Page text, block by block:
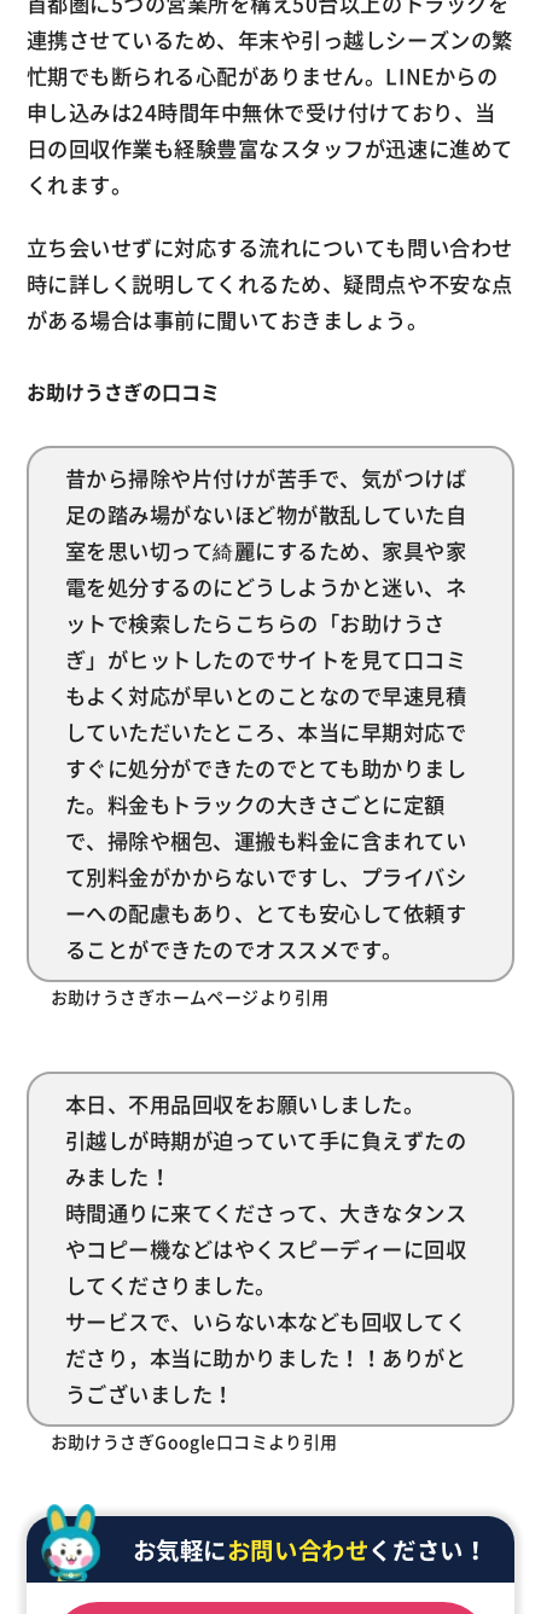
連携させているため、年末や引っ越しシーズンの繁
忙期でも断られる心配がありません。LINEからの
申し込みは24時間年中無休で受け付けており、当
日の回収作業も経験豊富なスタッフが迅速に進めて
くれます。
立ち会いせずに対応する流れについても問い合わせ
時に詳しく説明してくれるため、疑問点や不安な点
がある場合は事前に聞いておきましょう。
お助けうさぎの口コミ
昔から掃除や片付けが苦手で、気がつけば
足の踏み場がないほど物が散乱していた自
室を思い切って綺麗にするため、家具や家
電を処分するのにどうしようかと迷い、ネ
ットで検索したらこちらの「お助けうさ
ぎ」がヒットしたのでサイトを見て口コミ
もよく対応が早いとのことなので早速見積
していただいたところ、本当に早期対応で
すぐに処分ができたのでとても助かりまし
た。料金もトラックの大きさごとに定額
で、掃除や梱包、運搬も料金に含まれてい
て別料金がかからないですし、プライバシ
ーへの配慮もあり、とても安心して依頼す
ることができたのでオススメです。
お助けうさぎホームページより引用
本日、不用品回収をお願いしました。
引越しが時期が迫っていて手に負えずたの
みました！
時間通りに来てくださって、大きなタンス
やコピー機などはやくスピーディーに回収
してくださりました。
サービスで、いらない本なども回収してく
ださり，本当に助かりました！！ありがと
うございました！
お助けうさぎGoogle口コミより引用
お気軽にお問い合わせください！